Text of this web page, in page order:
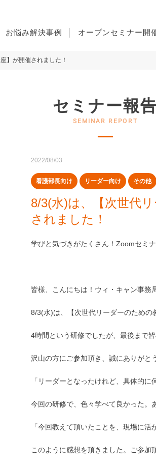
お悩み解決事例 オープンセミナー開
】が開催されました！
セミナー報告
2022/08/03
看護部長向け リーダー向け その他
8/3(水)は、【次世代
されました！
学びと気づきがたくさん！Zoomセミ
皆様、こんにちは！ウィ・キャン事務
8/3(水)は、【次世代リーダーのための
4時間という研修でしたが、最後まで
沢山の方にご参加頂き、誠にありがと
「リーダーとなったけれど、具体的に
今回の研修で、色々学べて良かった。
「今回教えて頂いたことを、現場に活
このように感想を頂きました。ご参加